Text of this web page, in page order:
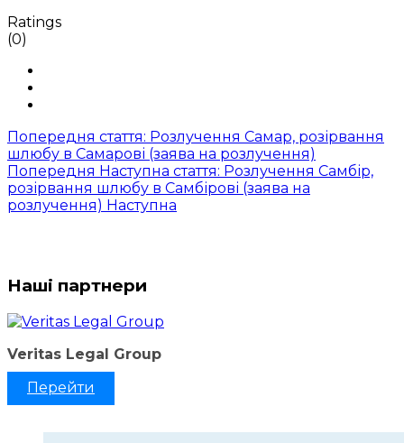
Ratings
(0)
Попередня стаття: Розлучення Самар, розірвання
шлюбу в Самарові (заява на розлучення)
Попередня Наступна стаття: Розлучення Самбір,
розірвання шлюбу в Самбірові (заява на
розлучення) Наступна
Наші партнери
Veritas Legal Group
Перейти